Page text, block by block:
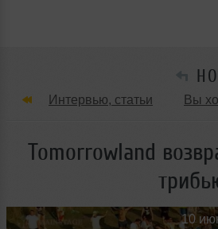
Интервью, статьи Вы
Танцевальные стили
Мужчина
Tomorrowland
10